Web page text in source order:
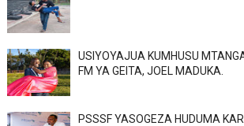
USIYOYAJUA KUMHUSU
FM YA GEITA, JOEL MADUKA.
PSSSF YASOGEZA HUDUMA